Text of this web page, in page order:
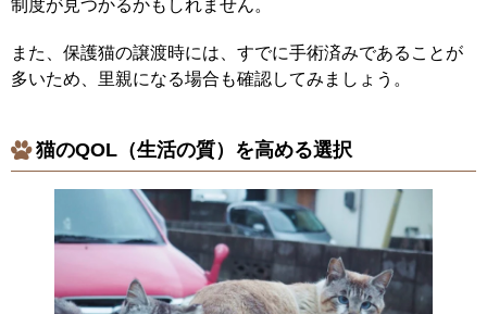
制度が見つかるかもしれません。
また、保護猫の譲渡時には、すでに手術済みであることが
多いため、里親になる場合も確認してみましょう。
猫のQOL（生活の質）を高める選択